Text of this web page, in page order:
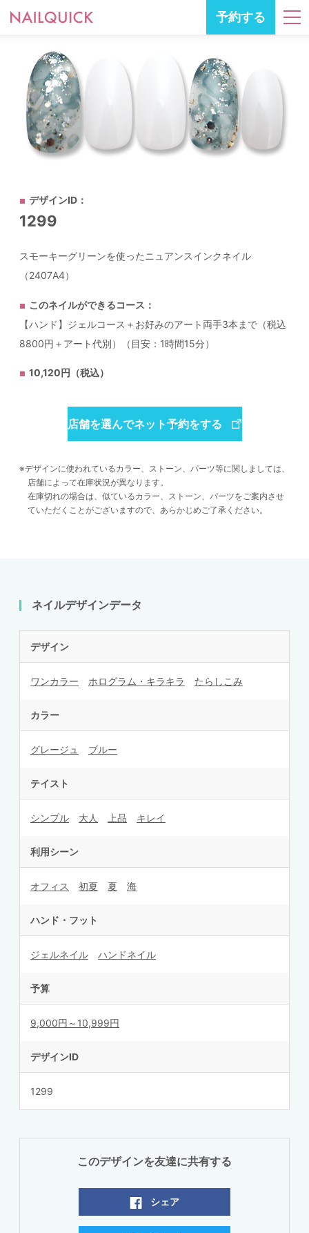
予約する
デザインID：
1299
スモーキーグリーンを使ったニュアンスインクネイル
（2407A4）
このネイルができるコース：
【ハンド】ジェルコース＋お好みのアート両手3本まで（税込
8800円＋アート代別）（目安：1時間15分）
10,120円（税込）
店舗を選んでネット予約をする
デザインに使われているカラー、ストーン、パーツ等に関しましては、
店舗によって在庫状況が異なります。
在庫切れの場合は、似ているカラー、ストーン、パーツをご案内させ
ていただくことがございますので、あらかじめご了承ください。
ネイルデザインデータ
デザイン
ワンカラー ホログラム・キラキラ たらしこみ
カラー
グレージュ ブルー
テイスト
シンプル 大人 上品 キレイ
利用シーン
オフィス 初夏 夏 海
ハンド・フット
ジェルネイル ハンドネイル
予算
9,000円～10,999円
デザインID
1299
このデザインを友達に共有する
シェア